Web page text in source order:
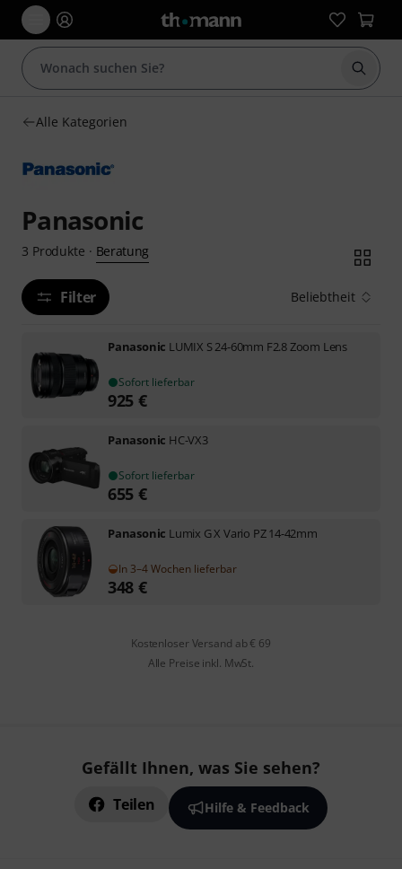
Suche
Alle Kategorien
Panasonic
3 Produkte · Beratung
Filter Beliebtheit
Panasonic LUMIX S 24-60mm F2.8 Zoom Lens
Sofort lieferbar
925 €
Panasonic HC-VX3
Sofort lieferbar
655 €
Panasonic Lumix G X Vario PZ 14-42mm
In 3–4 Wochen lieferbar
348 €
Kostenloser Versand ab € 69
Alle Preise inkl. MwSt.
Gefällt Ihnen, was Sie sehen?
Teilen Hilfe & Feedback